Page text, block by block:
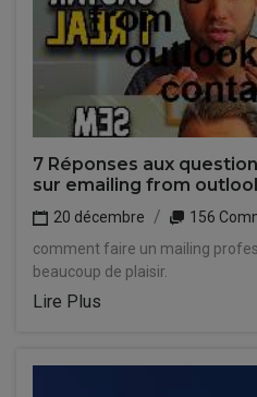
7 Réponses aux
sur emailing from
20 décembre
156
comment faire un mailing
beaucoup de plaisir.
Lire Plus